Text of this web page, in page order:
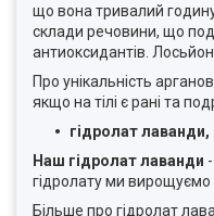
що вона тривалий
склади речовини, що
антиоксидантів.
Про унікальність
якщо на тілі є рані та
гідролат
Наш гідролат лаванди
гідролату ми вирощуємо
Більше про гідролат